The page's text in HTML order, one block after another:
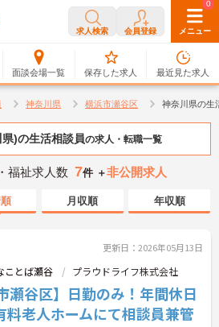
求人検索 会員登録 メニュー
面談会場一覧
0
保存した求人
0
最近見た求人
神奈川県 横浜市瀬谷区 神奈川県の生
)の生活相談員の求人・転職一覧
福祉求人数 7件 ＋非公開求人
月収順 年収順
更新日：2026年05月13日
ことば瀬谷 プラウドライフ株式会社
瀬谷区】日勤のみ！年間休日
老人ホームにて相談員兼管